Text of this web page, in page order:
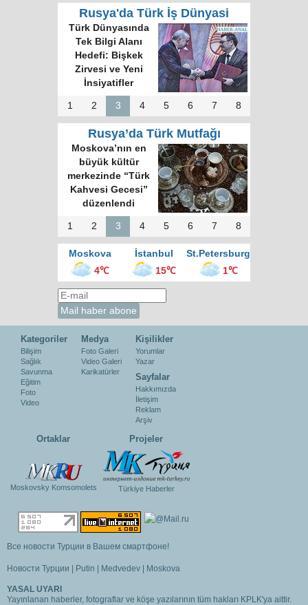
Rusya'da Türk İş Dünyasi
Türk Dünyasında
Tek Bilgi Alanı
Hedefi: Bişkek
Zirvesi ve Yeni
İnsiyatifler
1 2 3 4 5 6 7 8
Rusya’da Türk Mutfağı
Moskova’nın en
büyük kültür
merkezinde “Türk
Kahvesi Gecesi”
düzenlendi
1 2 3 4 5 6 7 8
Moskova İstanbul
St.Petersburg
4℃
15℃ 1℃
Kategoriler
Bilişim
Sağlık
Savunma
Eğitim
Foto
Video
Medya
Foto Galeri
Video Galeri
Karikatürler
Kişilikler
Yorumlar
Yazar
Sayfalar
Hakkımızda
İletişim
Reklam
Arşiv
Ortaklar
Moskovsky Komsomolets
Projeler
Türkiye Haberler
Все новости Турции в Вашем смартфоне!
Новости Турции Putin Medvedev Moskova
YASAL UYARI
Yayınlanan haberler, fotograflar ve köşe yazılarının tüm hakları KPLK'ya aittir.